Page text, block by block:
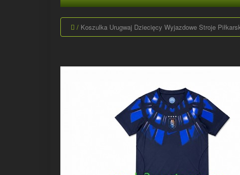
Koszulka Urugwaj Dziecięcy Wyjazdowe Stroje